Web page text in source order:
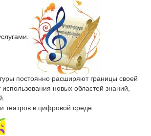
постоянно расширяют границы своей
использования новых областей знаний,
театров в цифровой среде.